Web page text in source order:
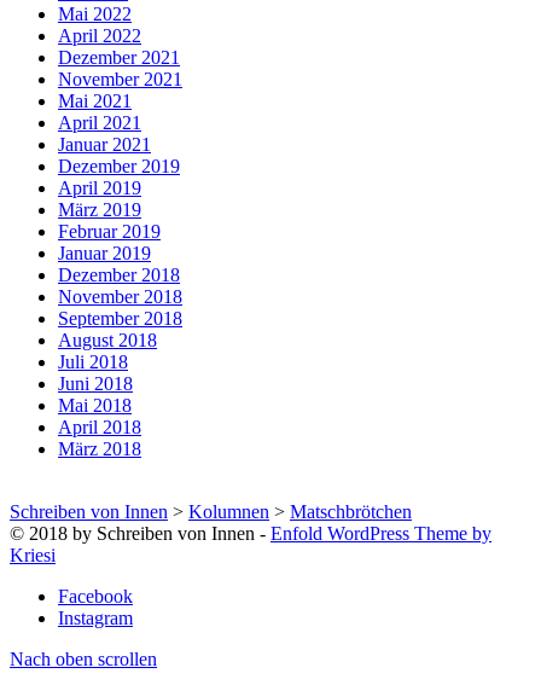
Mai 2022
April 2022
Dezember 2021
November 2021
Mai 2021
April 2021
Januar 2021
Dezember 2019
April 2019
März 2019
Februar 2019
Januar 2019
Dezember 2018
November 2018
September 2018
August 2018
Juli 2018
Juni 2018
Mai 2018
April 2018
März 2018
Schreiben von Innen > Kolumnen > Matschbrötchen
© 2018 by Schreiben von Innen - Enfold WordPress Theme by
Kriesi
Facebook
Instagram
Nach oben scrollen